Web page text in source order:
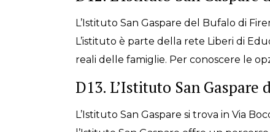
L’Istituto San Gaspare del Bufalo di
L’istituto è parte della rete Liberi di
reali delle famiglie. Per conoscere le
D13. L’Istituto San
L’Istituto San Gaspare si trova in Via